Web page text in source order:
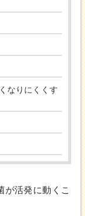
なりにくくす
が活発に動くこ